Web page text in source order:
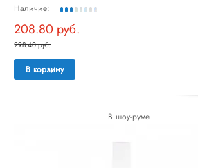
Наличие:
208.80 руб.
298.40 руб.
В корзину
В шоу-руме